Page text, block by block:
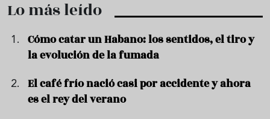
Lo más leído
Cómo catar un Habano: los sentidos, el tiro y
la evolución de la fumada
El café frío nació casi por accidente y ahora
es el rey del verano